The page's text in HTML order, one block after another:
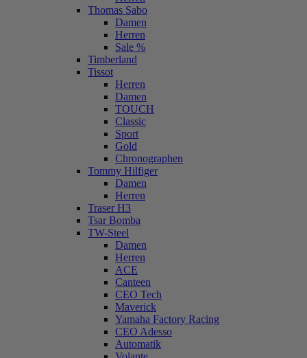
Thomas Sabo
Damen
Herren
Sale %
Timberland
Tissot
Herren
Damen
TOUCH
Classic
Sport
Gold
Chronographen
Tommy Hilfiger
Damen
Herren
Traser H3
Tsar Bomba
TW-Steel
Damen
Herren
ACE
Canteen
CEO Tech
Maverick
Yamaha Factory Racing
CEO Adesso
Automatik